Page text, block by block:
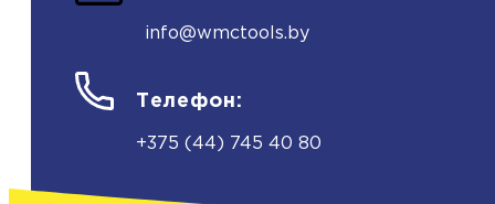
info@wmctools.by
Телефон:
+375 (44) 745 40 80